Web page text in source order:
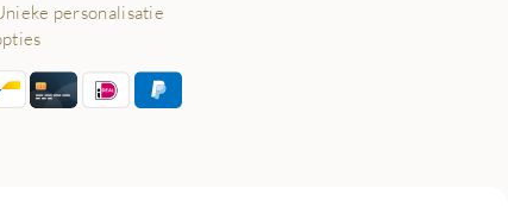
personalisatie